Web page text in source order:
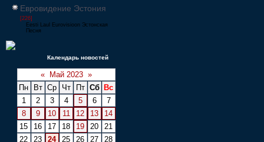
Евровидение Эстония
[226]
Eesti Laul Eurovisioon Эстонская
Песня
Календарь новостей
« Май 2023 »
Пн
Вт Ср Чт Пт Сб
Вс
1
2 3 4 5 6
7
8
9 10 11 12 13
14
15
16 17 18 19 20
21
22
23 24 25 26 27
28